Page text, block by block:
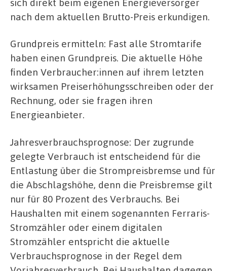
nach dem aktuellen Brutto-Preis erkundigen.
Grundpreis ermitteln: Fast alle Stromtarife
haben einen Grundpreis. Die aktuelle Höhe
finden Verbraucher:innen auf ihrem letzten
wirksamen Preiserhöhungsschreiben oder der
Rechnung, oder sie fragen ihren
Energieanbieter.
Jahresverbrauchsprognose: Der zugrunde
gelegte Verbrauch ist entscheidend für die
Entlastung über die Strompreisbremse und für
die Abschlagshöhe, denn die Preisbremse gilt
nur für 80 Prozent des Verbrauchs. Bei
Haushalten mit einem sogenannten Ferraris-
Stromzähler oder einem digitalen
Stromzähler entspricht die aktuelle
Verbrauchsprognose in der Regel dem